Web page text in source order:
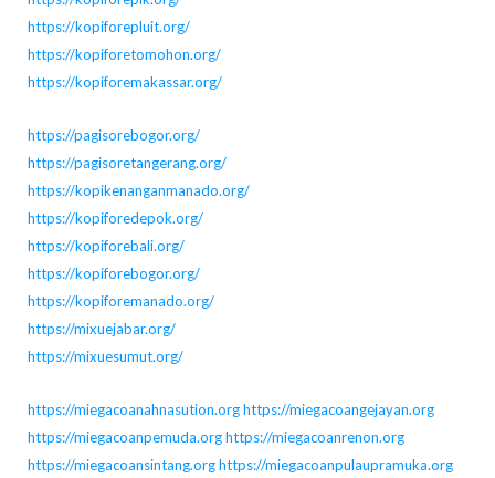
https://kopiforepluit.org/
https://kopiforetomohon.org/
https://kopiforemakassar.org/
https://pagisorebogor.org/
https://pagisoretangerang.org/
https://kopikenanganmanado.org/
https://kopiforedepok.org/
https://kopiforebali.org/
https://kopiforebogor.org/
https://kopiforemanado.org/
https://mixuejabar.org/
https://mixuesumut.org/
https://miegacoanahnasution.orghttps://miegacoangejayan.org
https://miegacoanpemuda.orghttps://miegacoanrenon.org
https://miegacoansintang.orghttps://miegacoanpulaupramuka.org